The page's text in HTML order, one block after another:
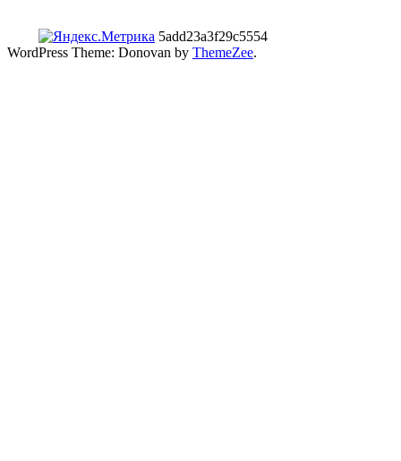
5add23a3f29c5554
WordPress Theme: Donovan by ThemeZee.